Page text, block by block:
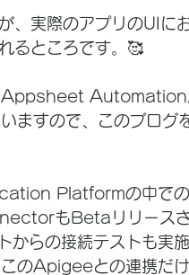
実際のアプリのUIに
るところです。🥰
Appsheet Automation
ますので、このブログ
Platformの中での
もBetaリリース
らの接続テストも実
のApigeeとの連携だけ